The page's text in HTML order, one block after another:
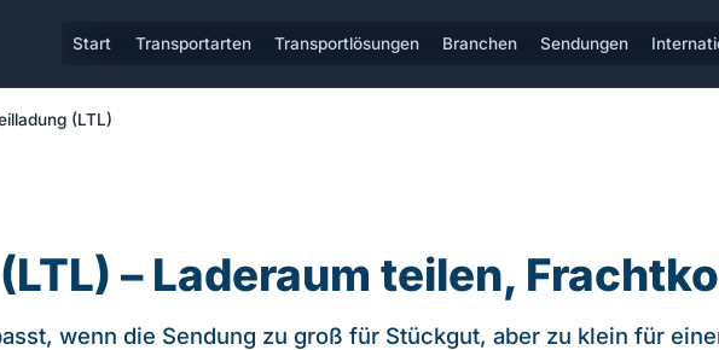
Start Transportarten Transportlösungen Branchen Sendungen
(LTL)
– Laderaum teilen,
wenn die Sendung zu groß für Stückgut, aber zu klein für